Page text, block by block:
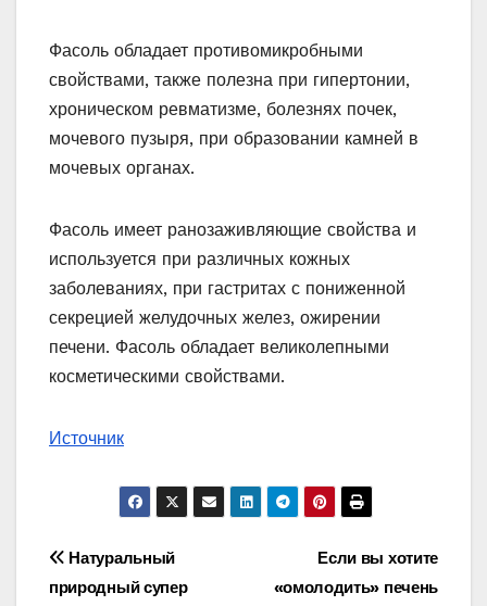
Фасоль обладает противомикробными
свойствами, также полезна при гипертонии,
хроническом ревматизме, болезнях почек,
мочевого пузыря, при образовании камней в
мочевых органах.
Фасоль имеет ранозаживляющие свойства и
используется при различных кожных
заболеваниях, при гастритах с пониженной
секрецией желудочных желез, ожирении
печени. Фасоль обладает великолепными
косметическими свойствами.
Источник
Навигация
Если вы хотите
«омолодить» печень
Натуральный
природный супер